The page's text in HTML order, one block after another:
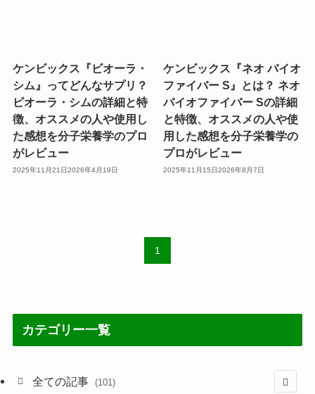
ケンビックス『ビオーラ・
シム』ってどんなサプリ？
ビオーラ・シムの詳細と特
徴、オススメの人や使用し
た感想を分子栄養学のプロ
がレビュー
2025年11月21日2026年4月19日
ケンビックス『ネオ バイオ
ファイバー S』とは？ ネオ
バイオファイバー Sの詳細
と特徴、オススメの人や使
用した感想を分子栄養学の
プロがレビュー
2025年11月15日2026年8月7日
1
カテゴリー一覧
全ての記事 (101)